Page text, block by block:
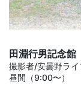
田淵行男記念館
撮影者/安曇野ラ
昼間（9:00〜）